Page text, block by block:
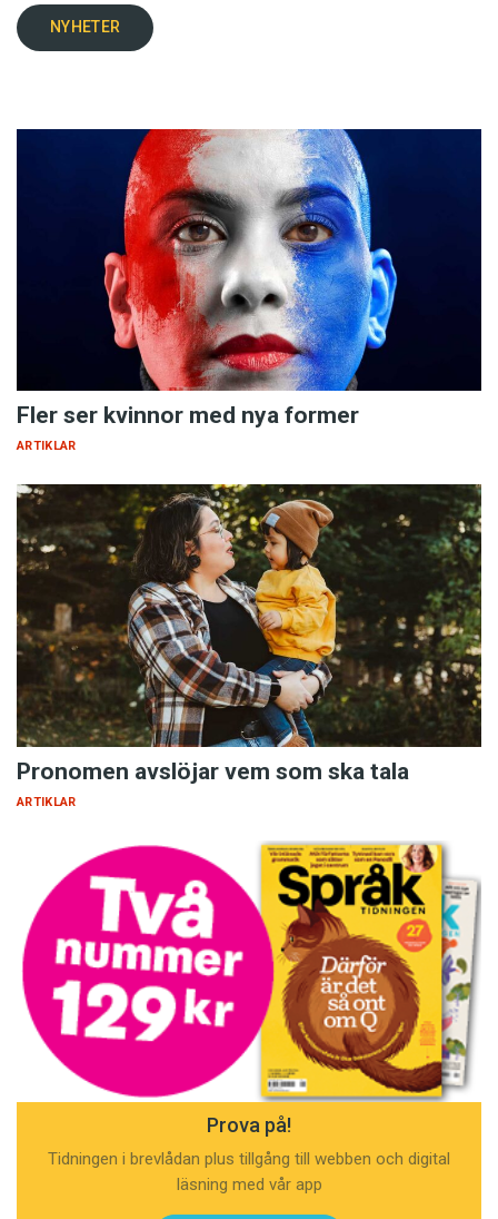
NYHETER
Fler ser kvinnor med nya former
ARTIKLAR
Pronomen avslöjar vem som ska tala
ARTIKLAR
Prova på!
Tidningen i brevlådan plus tillgång till webben och digital
läsning med vår app